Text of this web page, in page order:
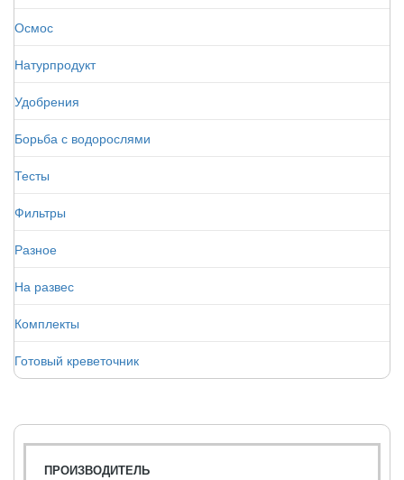
Осмос
Натурпродукт
Удобрения
Борьба с водорослями
Тесты
Фильтры
Разное
На развес
Комплекты
Готовый креветочник
ПРОИЗВОДИТЕЛЬ